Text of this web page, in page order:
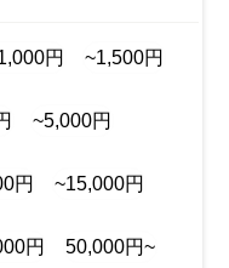
円 ~1,500円
~5,000円
円 ~15,000円
円 50,000円~